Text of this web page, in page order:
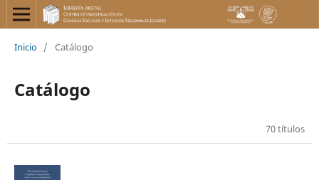
Inicio / Catálogo
Catálogo
70 títulos